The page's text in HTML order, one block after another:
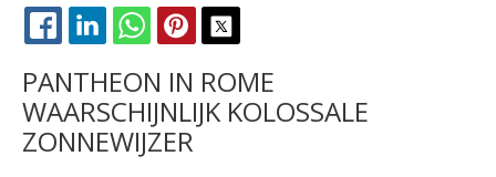
FACEBOOK
LINKEDINWHATSAPPPINTEREST
PANTHEON IN ROME
WAARSCHIJNLIJK KOLOSSALE
ZONNEWIJZER